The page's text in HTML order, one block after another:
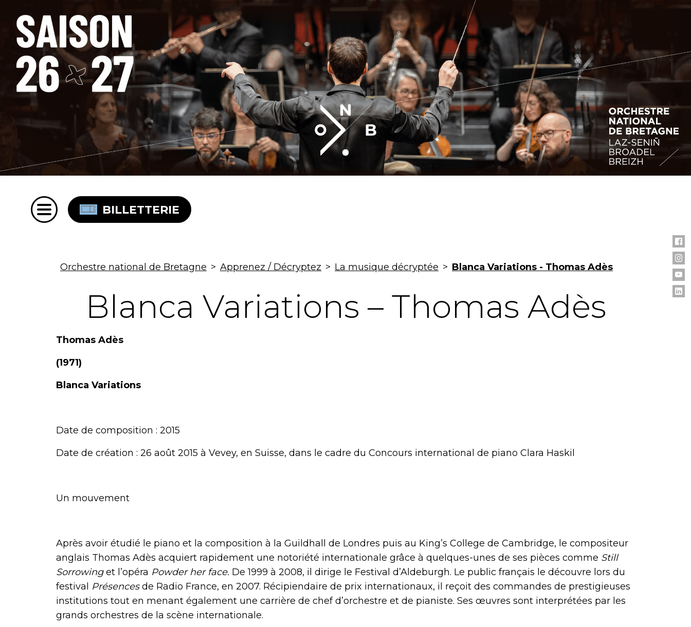
BILLETTERIE
Orchestre national de Bretagne > Apprenez / Décryptez > La musique décryptée > Blanca Variations - Thomas Adès
Blanca Variations – Thomas Adès
Thomas Adès
(1971)
Blanca Variations
Date de composition : 2015
Date de création : 26 août 2015 à Vevey, en Suisse, dans le cadre du Concours international de piano Clara Haskil
Un mouvement
Après avoir étudié le piano et la composition à la Guildhall de Londres puis au King’s College de Cambridge, le compositeur
anglais Thomas Adès acquiert rapidement une notoriété internationale grâce à quelques-unes de ses pièces comme Still
Sorrowinget l’opéra Powder her face. De 1999 à 2008, il dirige le Festival d’Aldeburgh. Le public français le découvre lors du
festival Présencesde Radio France, en 2007. Récipiendaire de prix internationaux, il reçoit des commandes de prestigieuses
institutions tout en menant également une carrière de chef d’orchestre et de pianiste. Ses œuvres sont interprétées par les
grands orchestres de la scène internationale.